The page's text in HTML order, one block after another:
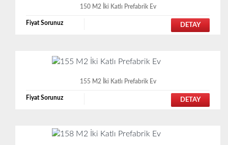
150 M2 İki Katlı Prefabrik Ev
Fiyat Sorunuz DETAY
155 M2 İki Katlı Prefabrik Ev
Fiyat Sorunuz DETAY